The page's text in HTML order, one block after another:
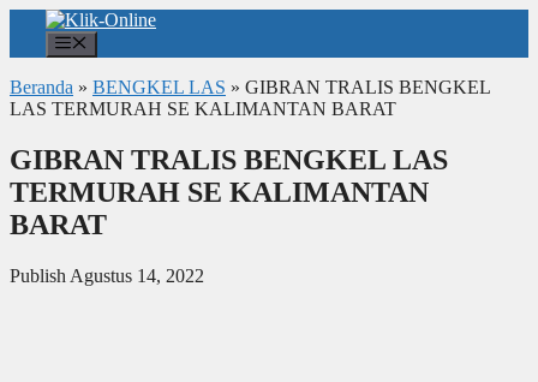
Langsung
isi
Beranda » BENGKEL LAS » GIBRAN TRALIS BENGKEL
LAS TERMURAH SE KALIMANTAN BARAT
GIBRAN TRALIS BENGKEL LAS
TERMURAH SE KALIMANTAN
BARAT
Publish Agustus 14, 2022